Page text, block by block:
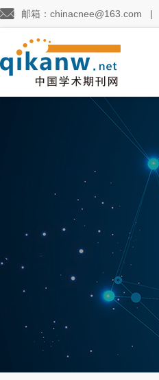
 邮箱：chinacnee@163.com |